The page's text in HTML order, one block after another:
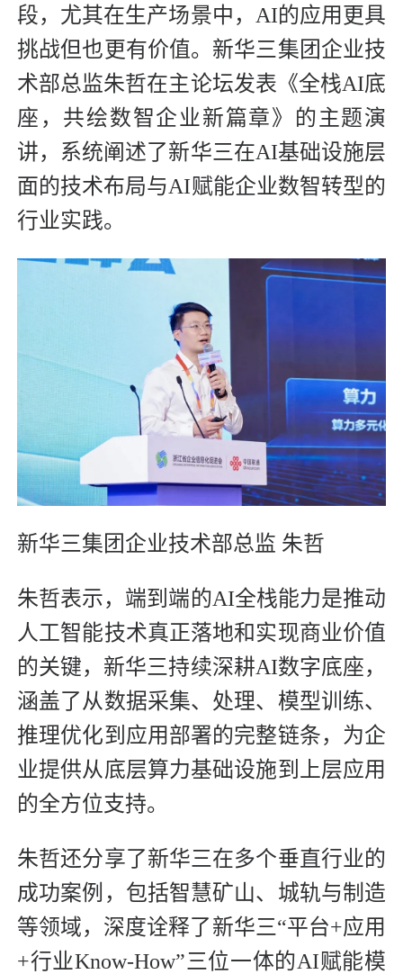
段，尤其在生产场景中，AI的应用更具
挑战但也更有价值。新华三集团企业技
术部总监朱哲在主论坛发表《全栈AI底
座，共绘数智企业新篇章》的主题演
讲，系统阐述了新华三在AI基础设施层
面的技术布局与AI赋能企业数智转型的
行业实践。
新华三集团企业技术部总监 朱哲
朱哲表示，端到端的AI全栈能力是推动
人工智能技术真正落地和实现商业价值
的关键，新华三持续深耕AI数字底座，
涵盖了从数据采集、处理、模型训练、
推理优化到应用部署的完整链条，为企
业提供从底层算力基础设施到上层应用
的全方位支持。
朱哲还分享了新华三在多个垂直行业的
成功案例，包括智慧矿山、城轨与制造
等领域，深度诠释了新华三“平台+应用
+行业Know-How”三位一体的AI赋能模